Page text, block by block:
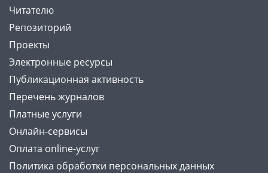
Читателю
Репозиторий
Проекты
Электронные ресурсы
Публикационная активность
Перечень журналов
Платные услуги
Онлайн-сервисы
Оплата online-услуг
Политика обработки персональных данных